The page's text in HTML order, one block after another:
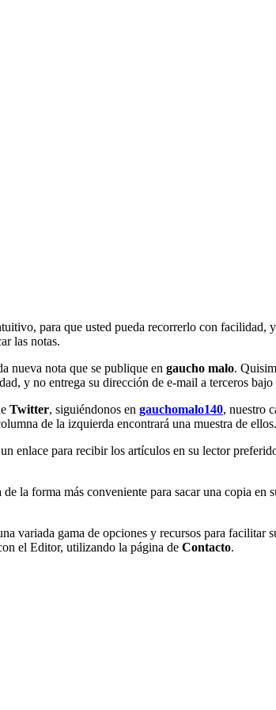
para que usted pueda recorrerlo con
las notas.
nueva nota que se publique en gaucho malo.
y no entrega su dirección de e-mail a terceros
Twitter, siguiéndonos en gauchomalo140, nuestro
de la izquierda encontrará una muestra de ellos.
enlace para recibir los artículos en su lector
de la forma más conveniente para sacar una copia
variada gama de opciones y recursos para
el Editor, utilizando la página de Contacto.